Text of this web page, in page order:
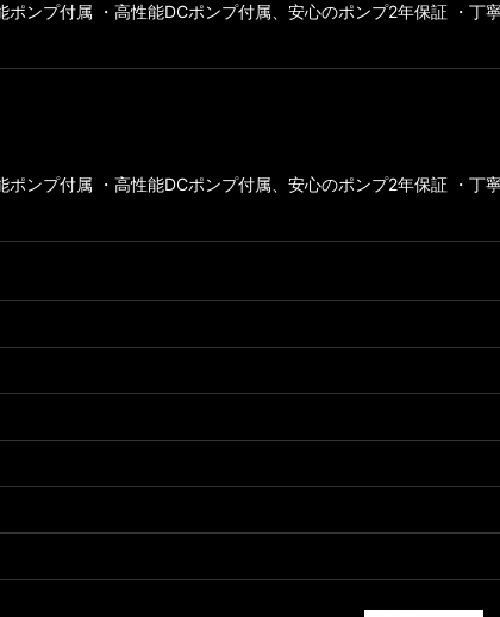
絞り込む
ポンプ付属 ・高性能DCポンプ付属、安心のポンプ2年保証 ・
ポンプ付属 ・高性能DCポンプ付属、安心のポンプ2年保証 ・